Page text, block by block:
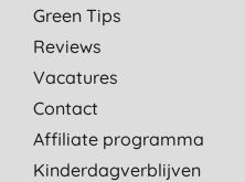
beter, dus dat is top. Een
goed strak dicht te krijgen is
Prima luier
Green Tips
Reviews
Vacatures
Contact
Affiliate programma
Kinderdagverblijven